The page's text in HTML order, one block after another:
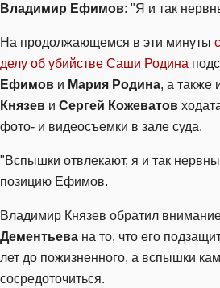
Владимир Ефимов: "Я и так
На продолжающемся в эти минуты
делу об убийстве Саши Родина
Ефимов и Мария Родина, а также
Князев и Сергей Кожеватов
фото- и видеосъемки в зале суда.
"Вспышки отвлекают, я и так
позицию Ефимов.
Владимир Князев обратил
Дементьева на то, что его
лет до пожизненного, а вспышки
сосредоточиться.